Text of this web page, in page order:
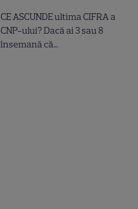
CE ASCUNDE ultima CIFRA a
CNP-ului? Dacă ai 3 sau 8
însemană că...